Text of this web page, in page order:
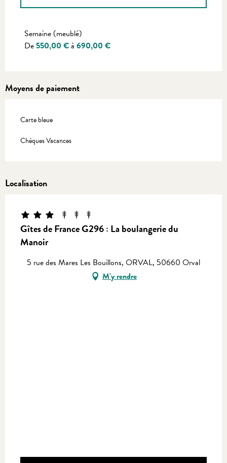
Semaine (meublé)
De550,00 €à 690,00 €
Moyens de paiement
Carte bleue
Chèques Vacances
Localisation
Gîtes de France G296 : La boulangerie du
Manoir
5 rue des Mares Les Bouillons, ORVAL, 50660 Orval
M'y rendre